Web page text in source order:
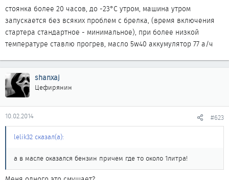
стоянка более 20 часов, до -23°С утром, машина утром
запускается без всяких проблем с брелка, (время включения
стартера стандартное - минимальное), при более низкой
температуре ставлю прогрев, масло 5w40 аккумулятор 77 а/ч
shanxaj
Цефирянин
10.02.2014 #623
lelik32 сказал(а):
а в масле оказался бензин причем где то около 1литра!